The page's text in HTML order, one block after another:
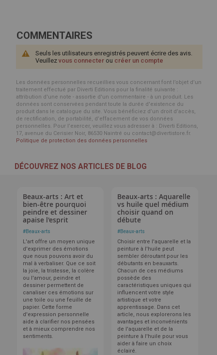
COMMENTAIRES
Seuls les utilisateurs enregistrés peuvent écrire des avis.
Veuillez vous connecter ou créer un compte
Les données personnelles recueillies vous concernant font l’objet d’un
traitement effectué par Diverti Editions pour la finalité suivante :
attribution d'une note - assortie d'un commentaire - à un produit. Les
données sont conservées pendant toute la durée d'existence du
produit dans le catalogue du site. Vous bénéficiez d’un droit d’accès,
de rectification, de portabilité, d’effacement de vos données
personnelles. Pour l’exercer, veuillez vous adresser à : Diverti Editions,
17, avenue du Cerisier Noir, 86530 Naintré ou contact@divertistore.fr.
Politique de protection des données personnelles
DÉCOUVREZ NOS ARTICLES DE BLOG
Beaux-arts : Art et
bien-être pourquoi
peindre et dessiner
apaise l'esprit
#Beaux-arts
L'art offre un moyen unique
d'exprimer des émotions
que nous pouvons avoir du
mal à verbaliser. Que ce soit
la joie, la tristesse, la colère
ou l'amour, peindre et
dessiner permettent de
canaliser ces émotions sur
une toile ou une feuille de
papier. Cette forme
d'expression personnelle
aide à clarifier nos pensées
et à mieux comprendre nos
sentiments.
Beaux-arts : Aquarelle
vs huile quel médium
choisir quand on
débute
#Beaux-arts
Choisir entre l'aquarelle et la
peinture à l'huile peut
sembler déroutant pour les
débutants en beauxarts.
Chacun de ces médiums
possède des
caractéristiques uniques qui
influencent votre style
artistique et votre
apprentissage. Dans cet
article, nous explorerons les
avantages et inconvénients
de l'aquarelle et de la
peinture à l'huile pour vous
aider à faire un choix
éclairé.